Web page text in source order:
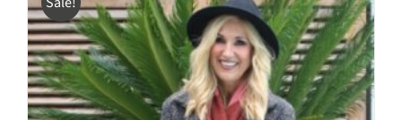
Varianten
auf.
Die
Optionen
können